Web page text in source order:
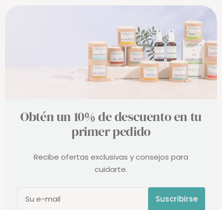
Obtén un 10% de descuento en tu
primer pedido
Recibe ofertas exclusivas y consejos para